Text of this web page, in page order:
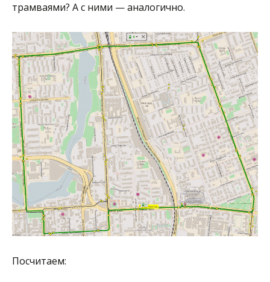
трамваями? А с ними — аналогично.
Посчитаем: